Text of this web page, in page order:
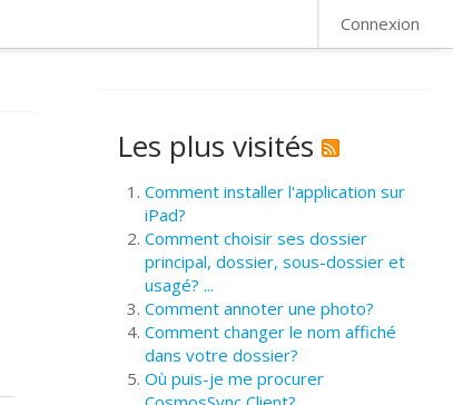
Connexion
Les plus visités
Comment installer l'application sur
iPad?
Comment choisir ses dossier
principal, dossier, sous-dossier et
usagé? ...
Comment annoter une photo?
Comment changer le nom affiché
dans votre dossier?
Où puis-je me procurer